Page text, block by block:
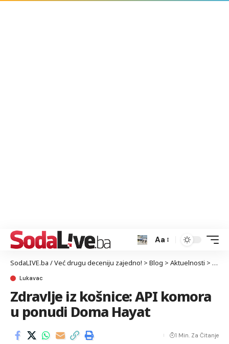
Aa
SodaLIVE.ba / Već drugu deceniju zajedno! > Blog > Aktuelnosti >
Lukavac
Zdravlje iz košnice: API komora
u ponudi Doma Hayat
1 Min. Za Čitanje